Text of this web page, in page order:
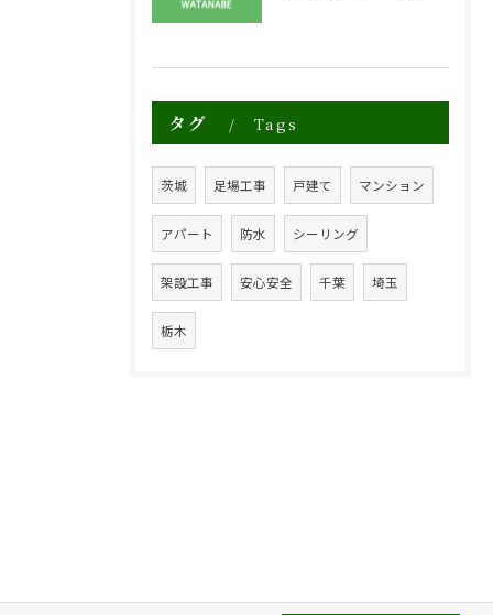
タグ Tags
茨城 足場工事 戸建て マンション
アパート 防水 シーリング
架設工事 安心安全 千葉 埼玉
栃木